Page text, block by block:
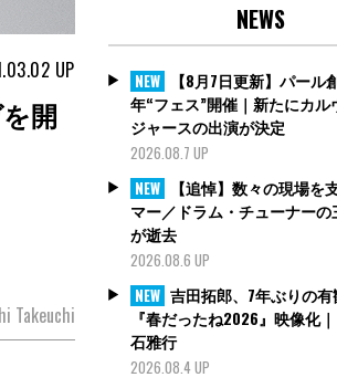
UP
開
Takeuchi
NEWS
NEW
【8月7日更新】パール
年“フェス”開催｜新たにカル
ジャースの出演が決定
2026.08.7 UP
NEW
【追悼】数々の現場を
マー／ドラム・チューナーの
が逝去
2026.08.6 UP
NEW 吉田拓郎、7年ぶりの
『春だったね2026』映像化
石雅行
2026.08.4 UP